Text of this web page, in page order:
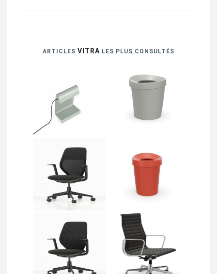
ARTICLES VITRA LES PLUS CONSULTÉS